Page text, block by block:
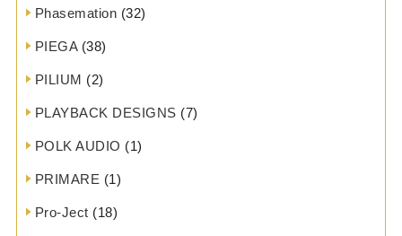
Phasemation (32)
PIEGA(38)
PILIUM (2)
PLAYBACK DESIGNS (7)
POLK AUDIO (1)
PRIMARE (1)
Pro-Ject (18)